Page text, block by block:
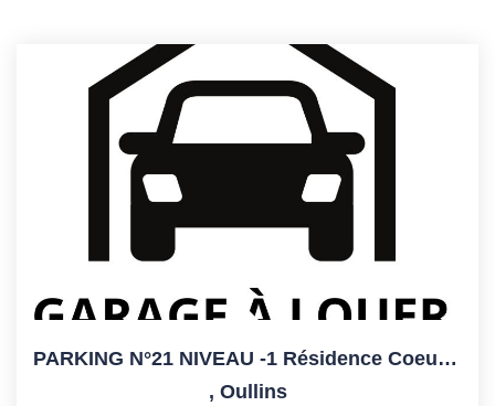
PARKING N°21 NIVEAU -1 Résidence Coeur D'O
, Oullins